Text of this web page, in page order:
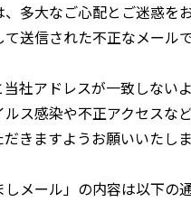
多大なご心配とご迷惑を
送信された不正なメール
社アドレスが一致しない
ス感染や不正アクセスな
きますようお願いいたしま
メール」の内容は以下の通